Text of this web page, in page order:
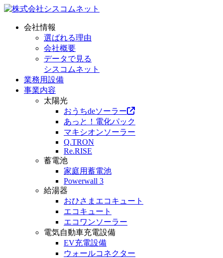
会社情報
選ばれる理由
会社概要
データで見る
シスコムネット
業務用設備
事業内容
太陽光
おうちdeソーラー
あっと！電化パック
マキシオンソーラー
Q.TRON
Re.RISE
蓄電池
家庭用蓄電池
Powerwall 3
給湯器
おひさまエコキュート
エコキュート
エコワンソーラー
電気自動車充電設備
EV充電設備
ウォールコネクター